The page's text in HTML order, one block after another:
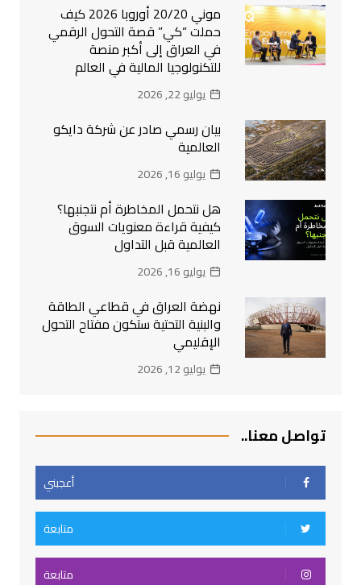
موني 20/20 أوروبا 2026 كيف
حملت “كي” قصة التحول الرقمي
في العراق إلى أكبر منصة
للتكنولوجيا المالية في العالم
يوليو 22, 2026
بيان رسمي صادر عن شركة دايكو
العالمية
يوليو 16, 2026
هل نتحمل المخاطرة أم نتجنبها؟
كيفية قراءة معنويات السوق
العالمية قبل التداول
يوليو 16, 2026
نهضة العراق في قطاعي الطاقة
والبنية التحتية ستكون مفتاح التحول
الإقليمي
يوليو 12, 2026
تواصل معنا..
أعجبني
متابعة
متابعة